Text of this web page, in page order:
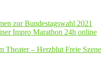
zur Bundestagswahl 2021
Impro Marathon 24h online
Theater – Herzblut Freie Szene